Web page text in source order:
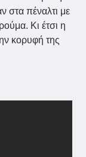
στα πέναλτι με
Κι έτσι η
κορυφή της